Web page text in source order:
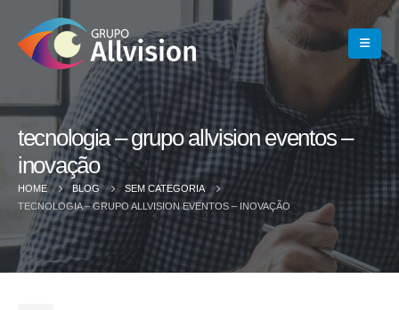
tecnologia – grupo allvision eventos –
inovação
HOME BLOG
SEM CATEGORIA
TECNOLOGIA – GRUPO ALLVISION EVENTOS – INOVAÇÃO